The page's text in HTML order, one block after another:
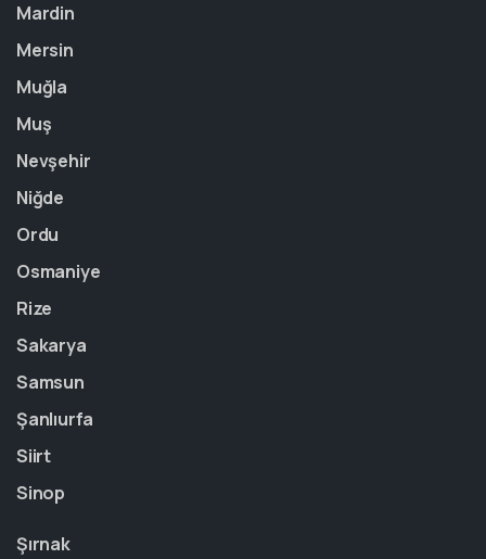
Mardin
Mersin
Muğla
Muş
Nevşehir
Niğde
Ordu
Osmaniye
Rize
Sakarya
Samsun
Şanlıurfa
Siirt
Sinop
Şırnak